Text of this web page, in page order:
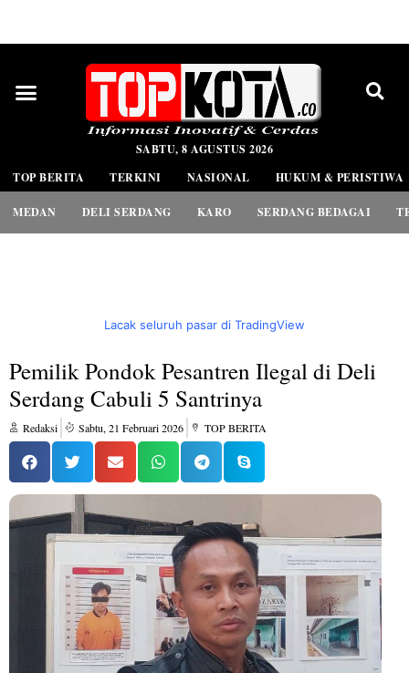
SABTU, 8 AGUSTUS 2026
TOP BERITA
TERKINI NASIONAL HUKUM & PERISTIWA
MEDAN DELI SERDANG KARO SERDANG BEDAGAI
Lacak seluruh pasar di TradingView
Pemilik Pondok Pesantren Ilegal di Deli
Serdang Cabuli 5 Santrinya
Redaksi Sabtu, 21 Februari 2026 TOP BERITA